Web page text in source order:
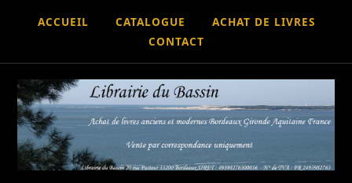
ACCUEIL CATALOGUE
ACHAT DE LIVRES
CONTACT